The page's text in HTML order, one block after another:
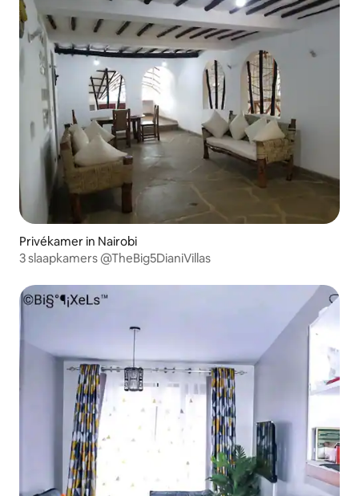
Privékamer in Nairobi
3 slaapkamers @TheBig5DianiVillas